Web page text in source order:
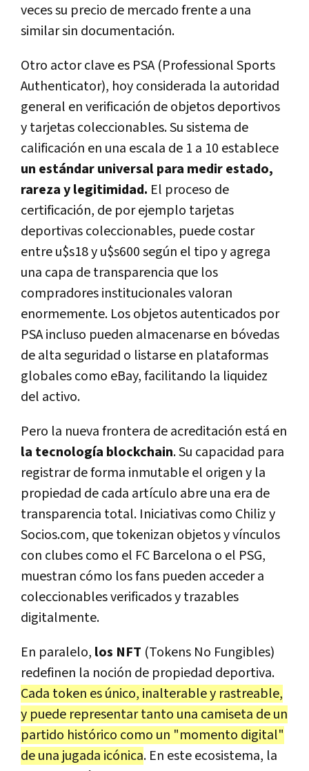
veces su precio de mercado frente a una
similar sin documentación.
Otro actor clave es PSA (Professional Sports
Authenticator), hoy considerada la autoridad
general en verificación de objetos deportivos
y tarjetas coleccionables. Su sistema de
calificación en una escala de 1 a 10 establece
un estándar universal para medir estado,
rareza y legitimidad. El proceso de
certificación, de por ejemplo tarjetas
deportivas coleccionables, puede costar
entre u$s18 y u$s600 según el tipo y agrega
una capa de transparencia que los
compradores institucionales valoran
enormemente. Los objetos autenticados por
PSA incluso pueden almacenarse en bóvedas
de alta seguridad o listarse en plataformas
globales como eBay, facilitando la liquidez
del activo.
Pero la nueva frontera de acreditación está en
la tecnología blockchain. Su capacidad para
registrar de forma inmutable el origen y la
propiedad de cada artículo abre una era de
transparencia total. Iniciativas como Chiliz y
Socios.com, que tokenizan objetos y vínculos
con clubes como el FC Barcelona o el PSG,
muestran cómo los fans pueden acceder a
coleccionables verificados y trazables
digitalmente.
En paralelo, los NFT (Tokens No Fungibles)
redefinen la noción de propiedad deportiva.
Cada token es único, inalterable y rastreable,
y puede representar tanto una camiseta de un
partido histórico como un "momento digital"
de una jugada icónica. En este ecosistema, la